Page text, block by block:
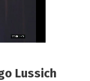
Lussich